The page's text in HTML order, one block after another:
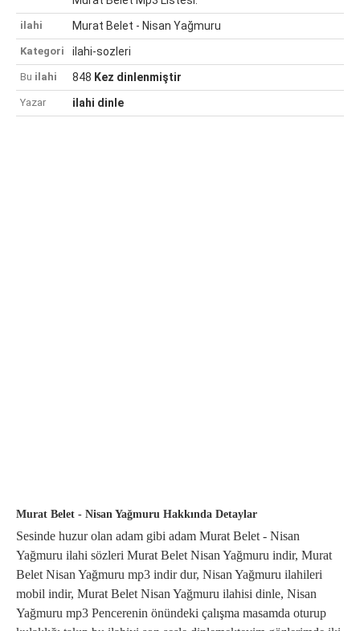
ilahi Murat Belet - Nisan Yağmuru
Kategori ilahi-sozleri
Bu ilahi 848 Kez dinlenmiştir
Yazar ilahi dinle
Murat Belet - Nisan Yağmuru Hakkında Detaylar
Sesinde huzur olan adam gibi adam Murat Belet - Nisan
Yağmuru ilahi sözleri Murat Belet Nisan Yağmuru indir, Murat
Belet Nisan Yağmuru mp3 indir dur, Nisan Yağmuru ilahileri
mobil indir, Murat Belet Nisan Yağmuru ilahisi dinle, Nisan
Yağmuru mp3 Pencerenin önündeki çalışma masamda oturup